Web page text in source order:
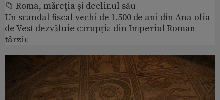
📁 Roma, măreţia şi declinul său
Un scandal fiscal vechi de 1.500 de ani din Anatolia
de Vest dezvăluie corupția din Imperiul Roman
târziu